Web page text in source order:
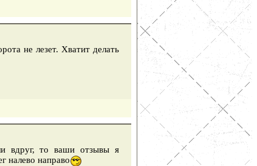
не лезет. Хватит делать
вдруг, то ваши отзывы я
налево направо